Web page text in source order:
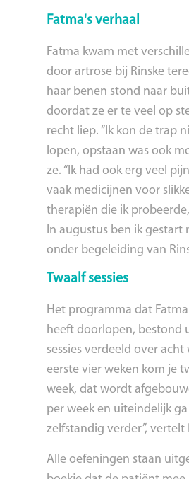
Fatma's verhaal
Fatma kwam met
door artrose bij Rinske
haar benen stond naar
doordat ze er te veel op
recht liep. “Ik kon de trap
lopen, opstaan was ook
ze. “Ik had ook erg veel
vaak medicijnen voor
therapiën die ik
In augustus ben ik gestart
onder begeleiding van
Twaalf sessies
Het programma dat
heeft doorlopen, bestond
sessies verdeeld over acht
eerste vier weken kom je
week, dat wordt
per week en uiteindelijk
zelfstandig verder”, vertelt
Alle oefeningen staan